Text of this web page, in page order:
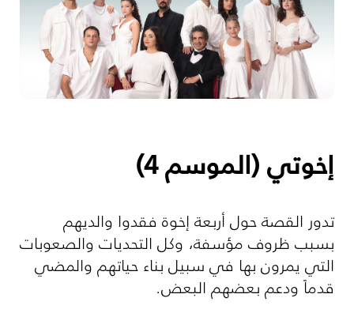
إخوتي (الموسم 4)
تدور القصة حول أربعة إخوة فقدوا والديهم
بسبب ظروف مؤسفة، وكل التحديات والصعوبات
التي يمرون بها في سبيل بناء حياتهم والمضي
قدماً ودعم بعضهم البعض.